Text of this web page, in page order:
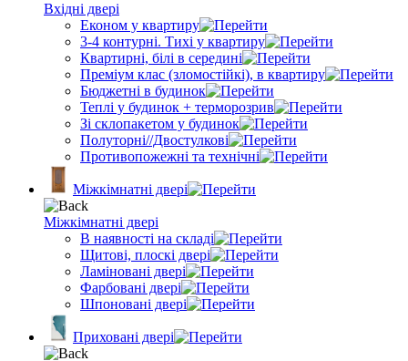
Вхідні двері
Економ у квартиру
3-4 контурні. Тихі у квартиру
Квартирні, білі в середині
Преміум клас (зломостійкі), в квартиру
Бюджетні в будинок
Теплі у будинок + терморозрив
Зі склопакетом у будинок
Полуторні//Двостулкові
Противопожежні та технічні
Міжкімнатні двері
Міжкімнатні двері
В наявності на складі
Щитові, плоскі двері
Ламіновані двері
Фарбовані двері
Шпоновані двері
Приховані двері